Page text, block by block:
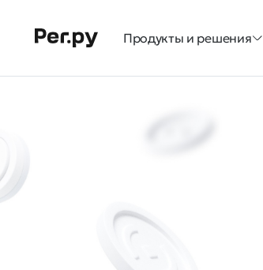
Продукты и решения